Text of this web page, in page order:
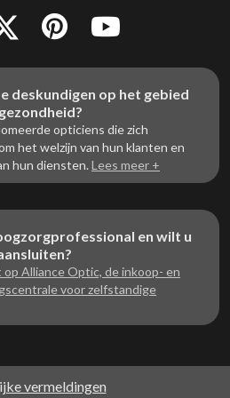
deskundigen op het gebied
opticiens die zich
het welzijn van hun klanten en
hun diensten. Lees meer +
en wilt u
Alliance Optic, de inkoop- en
voor zelfstandige
vermeldingen